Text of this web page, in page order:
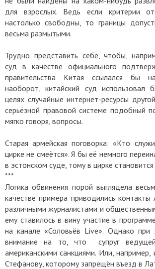
для взрослых. Ведь если критерии
настолько свободны, то границы
весьма размытыми.
Трудно представить себе, чтобы,
суд в качестве официального
правительства Китая ссылался бы
наоборот, китайский суд использовал
целях случайные интернет-ресурсы
серьёзной правовой системе подобный
мягко говоря, вопросы.
Старая армейская поговорка: «Кто
цирке не смеётся». Я бы её немного
в эстонском суде, тому в цирке
***
Логика обвинения порой выглядела
качестве примера приводились
различными журналистами и
ему ставилось в вину участие в
на канале «Соловьёв Live». Однако при
внимание на то, что супруг
американскими санкциями. Или, например,
Стефанову, которому запрещён въезд в